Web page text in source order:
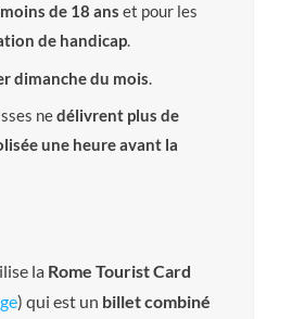
de 18 ans et pour les
de handicap.
dimanche du mois.
nedélivrent plus de
une heure avant la
la Rome Tourist Card
) qui est un billet combiné